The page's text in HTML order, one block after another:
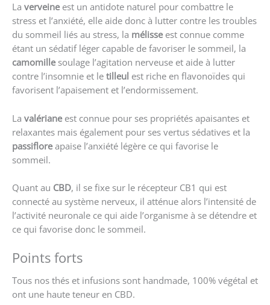
La verveineest un antidote naturel pour combattre le
stress et l’anxiété, elle aide donc à lutter contre les troubles
du sommeil liés au stress, la mélisseest connue comme
étant un sédatif léger capable de favoriser le sommeil, la
camomillesoulage l’agitation nerveuse et aide à lutter
contre l’insomnie et le tilleul est riche en flavonoïdes qui
favorisent l’apaisement et l’endormissement.
La valérianeest connue pour ses propriétés apaisantes et
relaxantes mais également pour ses vertus sédatives et la
passifloreapaise l’anxiété légère ce qui favorise le
sommeil.
Quant au CBD, il se fixe sur le récepteur CB1 qui est
connecté au système nerveux, il atténue alors l’intensité de
l’activité neuronale ce qui aide l’organisme à se détendre et
ce qui favorise donc le sommeil.
Points forts
Tous nos thés et infusions sont handmade, 100% végétal et
ont une haute teneur en CBD.